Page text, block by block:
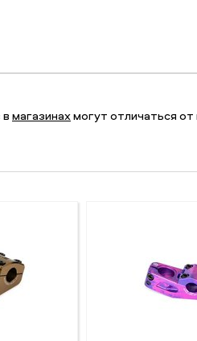
магазинахмогут отличаться